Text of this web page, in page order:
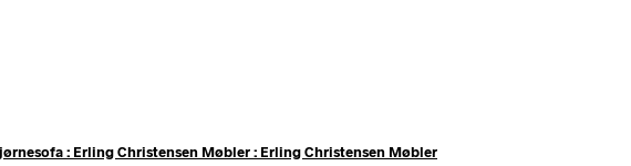
: Erling Christensen Møbler : Erling Christensen Møbler